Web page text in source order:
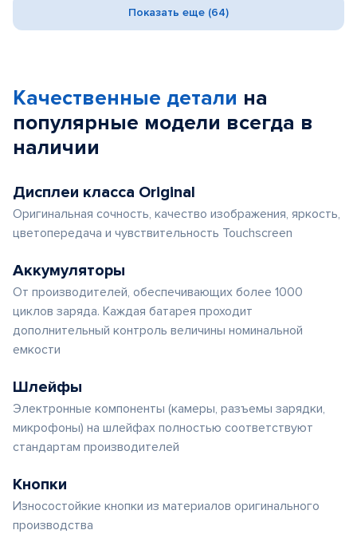
Показать еще (64)
Качественные детали на
популярные модели всегда в
наличии
Дисплеи класса Original
Оригинальная сочность, качество изображения, яркость,
цветопередача и чувствительность Touchscreen
Аккумуляторы
От производителей, обеспечивающих более 1000
циклов заряда. Каждая батарея проходит
дополнительный контроль величины номинальной
емкости
Шлейфы
Электронные компоненты (камеры, разъемы зарядки,
микрофоны) на шлейфах полностью соответствуют
стандартам производителей
Кнопки
Износостойкие кнопки из материалов оригинального
производства